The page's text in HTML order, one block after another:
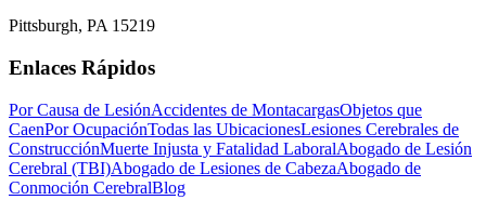
Pittsburgh, PA 15219
Enlaces Rápidos
Por Causa de LesiónAccidentes de MontacargasObjetos que
CaenPor OcupaciónTodas las UbicacionesLesiones Cerebrales de
ConstrucciónMuerte Injusta y Fatalidad LaboralAbogado de Lesión
Cerebral (TBI)Abogado de Lesiones de CabezaAbogado de
Conmoción CerebralBlog